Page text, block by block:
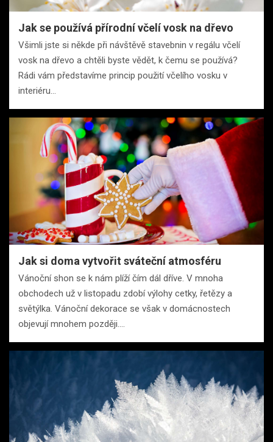
Jak se používá přírodní včelí vosk na dřevo
Všimli jste si někde při návštěvě stavebnin v regálu včelí
vosk na dřevo a chtěli byste vědět, k čemu se používá?
Rádi vám představíme princip použití včelího vosku v
interiéru…
Jak si doma vytvořit sváteční atmosféru
Vánoční shon se k nám plíží čím dál dříve. V mnoha
obchodech už v listopadu zdobí výlohy cetky, řetězy a
světýlka. Vánoční dekorace se však v domácnostech
objevují mnohem později.…